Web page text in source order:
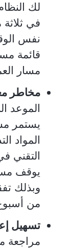
لك
في
نفس
قائمة
مسار
مخاطر
الموعد
يستمر
المواد
التقني
يوقف
وبذلك
من
تسهيل
مراجعة